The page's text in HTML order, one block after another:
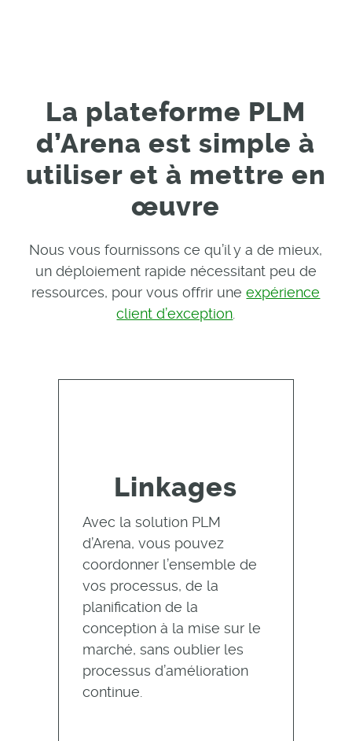
La plateforme PLM
d’Arena est simple à
utiliser et à mettre en
œuvre
Nous vous fournissons ce qu’il y a de mieux,
un déploiement rapide nécessitant peu de
ressources, pour vous offrir uneexpérience
client d’exception
Linkages
Avec la solution PLM
d’Arena, vous pouvez
coordonner l’ensemble de
vos processus, de la
planification de la
conception à la mise sur le
marché, sans oublier les
processus d’amélioration
continue.